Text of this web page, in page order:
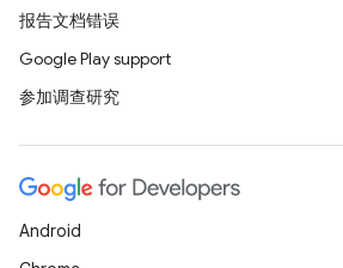
报告文档错误
Google Play support
参加调查研究
Android